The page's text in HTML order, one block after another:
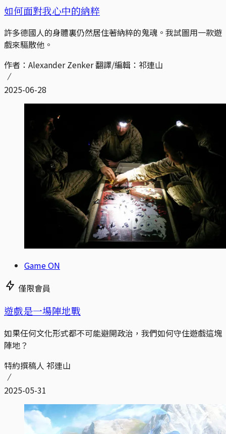
如何面對我心中的納粹
許多德國人的身體裏仍然居住著納粹的鬼魂。我試圖用一款遊
戲來驅散他。
作者：Alexander Zenker 翻譯/編輯：祁連山
2025-06-28
Game ON
僅限會員
遊戲是一場陣地戰
如果任何文化形式都不可能避開政治，我們如何守住遊戲這塊
陣地？
特約撰稿人 祁連山
2025-05-31